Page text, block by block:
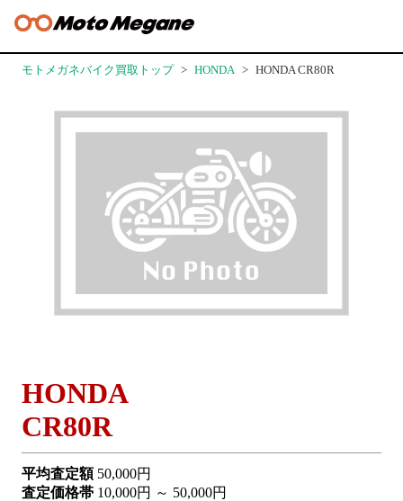
モトメガネバイク買取トップ HONDA HONDA CR80R
HONDA
CR80R
平均査定額50,000円
査定価格帯 10,000円 ～ 50,000円